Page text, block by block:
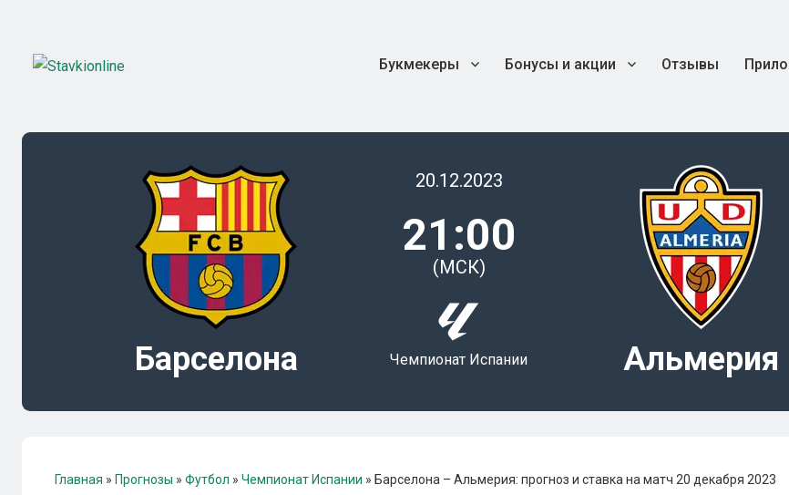
Букмекеры Бонусы и акции Отзывы
Барселона
20.12.2023
21:00
(МСК)
Чемпионат Испании Альмерия
Главная » Прогнозы » Футбол » Чемпионат Испании » Барселона – Альмерия: прогноз и ставка на матч 20 декабря 2023